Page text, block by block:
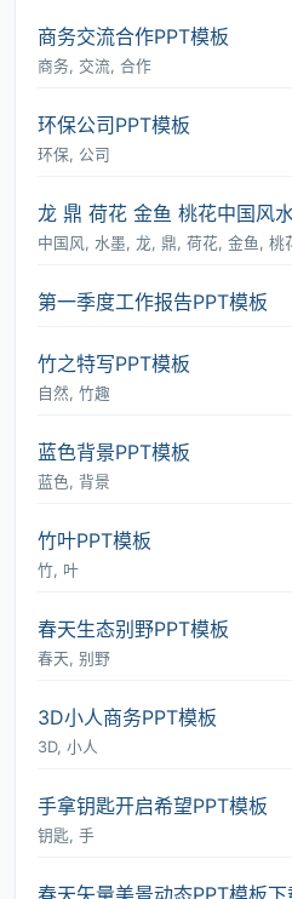
商务交流合作PPT模板
商务, 交流, 合作
环保公司PPT模板
环保, 公司
龙 鼎 荷花 金鱼 桃花中国风
中国风, 水墨, 龙, 鼎, 荷花, 金鱼, 桃
第一季度工作报告PPT模板
竹之特写PPT模板
自然, 竹趣
蓝色背景PPT模板
蓝色, 背景
竹叶PPT模板
竹, 叶
春天生态别野PPT模板
春天, 别野
3D小人商务PPT模板
3D, 小人
手拿钥匙开启希望PPT模板
钥匙, 手
春天矢量美景动态PPT模板下